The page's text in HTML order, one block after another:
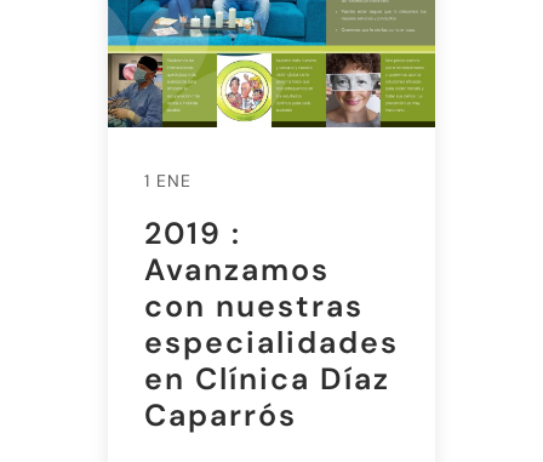
1 ENE
2019 :
Avanzamos
con nuestras
especialidades
en Clínica Díaz
Caparrós